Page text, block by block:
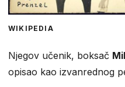
WIKIPEDIA
Njegov učenik, boksač
opisao kao izvanrednog